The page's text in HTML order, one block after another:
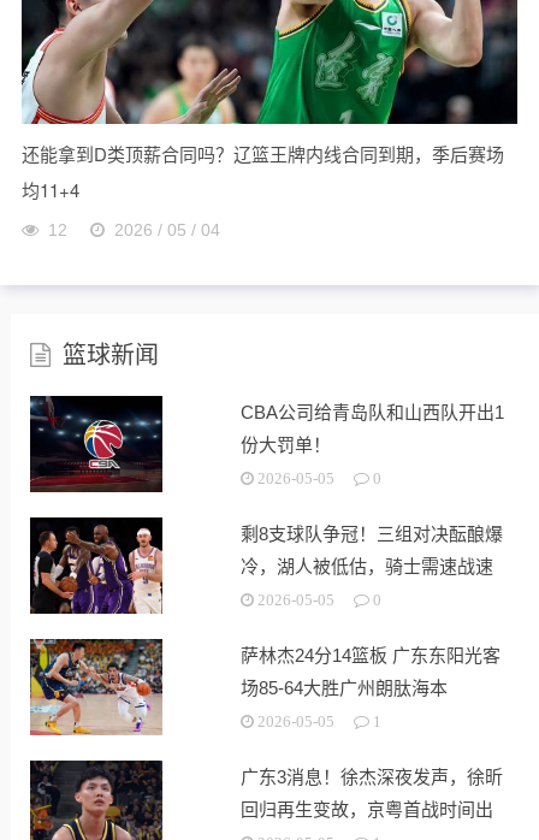
还能拿到D类顶薪合同吗？辽篮王牌内线合同到期，季后赛场
均11+4
12 2026 / 05 / 04
篮球新闻
CBA公司给青岛队和山西队开出1
份大罚单！
2026-05-05 0
剩8支球队争冠！三组对决酝酿爆
冷，湖人被低估，骑士需速战速
决2026-05-05 0
萨林杰24分14篮板 广东东阳光客
场85-64大胜广州朗肽海本
2026-05-05 1
广东3消息！徐杰深夜发声，徐昕
回归再生变故，京粤首战时间出